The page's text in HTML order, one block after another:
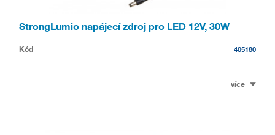
StrongLumio napájecí zdroj pro LED 12V, 30W
Kód 405180
více